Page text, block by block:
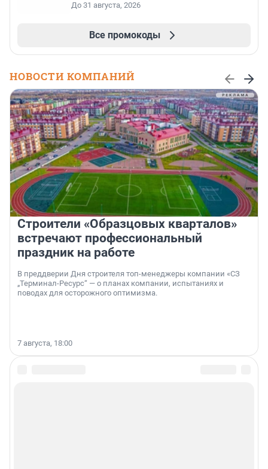
До 31 августа, 2026
Все промокоды
НОВОСТИ КОМПАНИЙ
Строители «Образцовых кварталов»
встречают профессиональный
праздник на работе
В преддверии Дня строителя топ-менеджеры компании «СЗ
„Терминал-Ресурс“ — о планах компании, испытаниях и
поводах для осторожного оптимизма.
7 августа, 18:00